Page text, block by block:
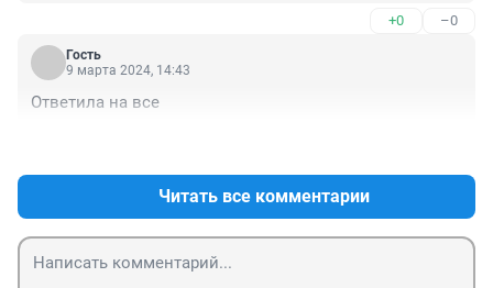
+0 –0
Гость
9 марта 2024, 14:43
Ответила на все
Читать все комментарии